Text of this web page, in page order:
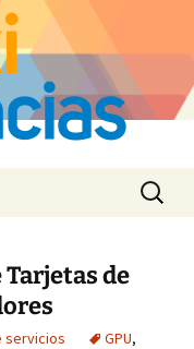
Buscar:
de
servicios GPU,